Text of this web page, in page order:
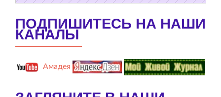
ПОДПИШИТЕСЬ НА НАШИ
КАНАЛЫ
Амадея